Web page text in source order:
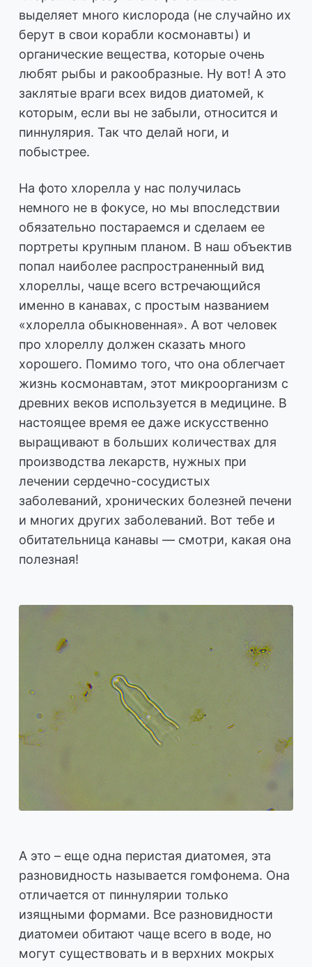
выделяет много кислорода (не случайно их
берут в свои корабли космонавты) и
органические вещества, которые очень
любят рыбы и ракообразные. Ну вот! А это
заклятые враги всех видов диатомей, к
которым, если вы не забыли, относится и
пиннулярия. Так что делай ноги, и
побыстрее.
На фото хлорелла у нас получилась
немного не в фокусе, но мы впоследствии
обязательно постараемся и сделаем ее
портреты крупным планом. В наш объектив
попал наиболее распространенный вид
хлореллы, чаще всего встречающийся
именно в канавах, с простым названием
«хлорелла обыкновенная». А вот человек
про хлореллу должен сказать много
хорошего. Помимо того, что она облегчает
жизнь космонавтам, этот микроорганизм с
древних веков используется в медицине. В
настоящее время ее даже искусственно
выращивают в больших количествах для
производства лекарств, нужных при
лечении сердечно-сосудистых
заболеваний, хронических болезней печени
и многих других заболеваний. Вот тебе и
обитательница канавы — смотри, какая она
полезная!
А это – еще одна перистая диатомея, эта
разновидность называется гомфонема. Она
отличается от пиннулярии только
изящными формами. Все разновидности
диатомеи обитают чаще всего в воде, но
могут существовать и в верхних мокрых